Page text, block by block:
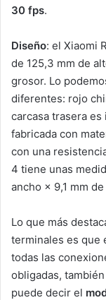
30 fps.
Diseño: el Xiaomi
de 125,3 mm de
grosor. Lo
diferentes: rojo
carcasa trasera
fabricada con
con una
4 tiene unas
ancho × 9,1 mm
Lo que más
terminales es que
todas las
obligadas,
puede decir el